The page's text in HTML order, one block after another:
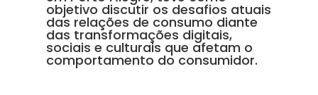
objetivo discutir os desafios atuais
das relações de consumo diante
das transformações digitais,
sociais e culturais que afetam o
comportamento do consumidor.